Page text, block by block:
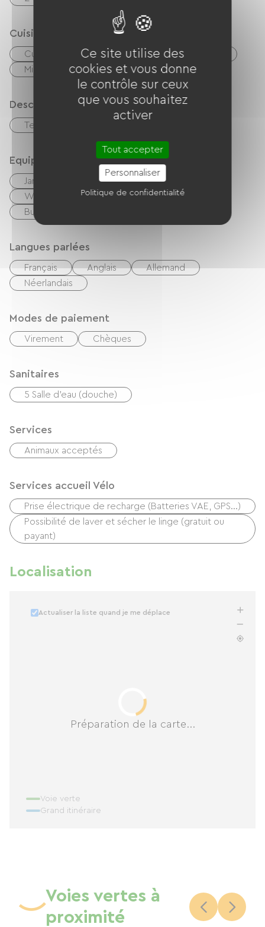
Cuisine
Cuisine Réfrigérateur
Congélateur
Micro-onde
Four
Description
Terrain clos privatif
Equipements
Jardin Cafetière
Lave linge
Wifi gratuit
Barbecue
Bureau / Espace de télétravail
Langues parlées
Français Anglais
Allemand
Néerlandais
Modes de paiement
Virement Chèques
Sanitaires
5 Salle d'eau (douche)
Services
Animaux acceptés
Services accueil Vélo
Prise électrique de recharge (Batteries VAE, GPS…)
Possibilité de laver et sécher le linge (gratuit ou
payant)
Localisation
Préparation de la carte...
Actualiser la liste quand je me déplace
Voie verte
Grand itinéraire
Voies vertes à
proximité
Ce site utilise des
cookies et vous donne
le contrôle sur ceux
que vous souhaitez
activer
Tout accepter
Personnaliser
Politique de confidentialité